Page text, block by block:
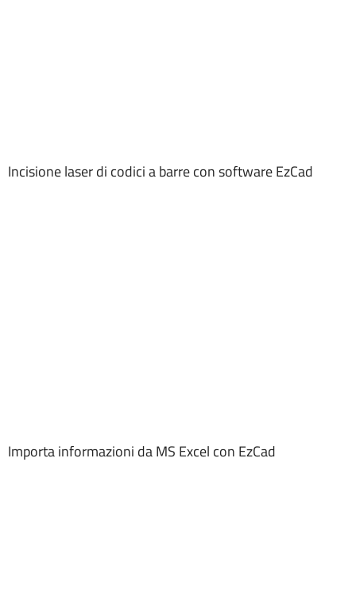
Incisione laser di codici a barre con software EzCad
Importa informazioni da MS Excel con EzCad